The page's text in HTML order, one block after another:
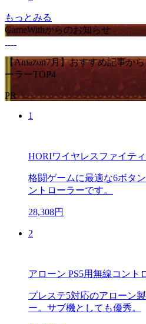
もっとみる
GameWithからのお知らせ
【Amazon7月】おすすめ記事か
ーラーTOP4
PR
1
HORIワイヤレスファイテ
格闘ゲームに最適な6ボタ
ントローラーです。
28,308円
2
アローン PS5用無線コント
プレステ5対応のアローン
ー。サブ機としても優秀。